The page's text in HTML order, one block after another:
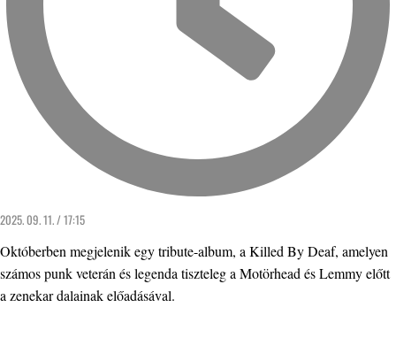
2025. 09. 11. / 17:15
Októberben megjelenik egy tribute-album, a Killed By Deaf, amelyen
számos punk veterán és legenda tiszteleg a Motörhead és Lemmy előtt
a zenekar dalainak előadásával.